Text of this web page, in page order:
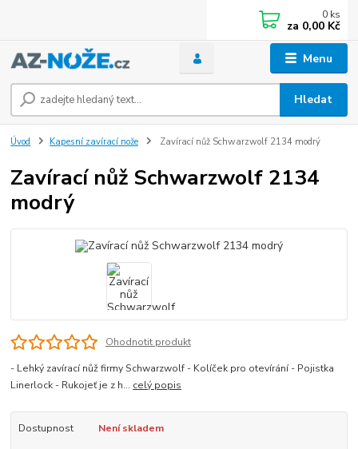
Menu
Hledat
0 ks
za 0,00 Kč
Úvod Kapesní zavírací nože Zavírací nůž Schwarzwolf 2134 modrý
Zavírací nůž Schwarzwolf 2134
modrý
Ohodnotit produkt
- Lehký zavírací nůž firmy Schwarzwolf - Kolíček pro otevírání - Pojistka
Linerlock - Rukojeť je z h... celý popis
Dostupnost Není skladem